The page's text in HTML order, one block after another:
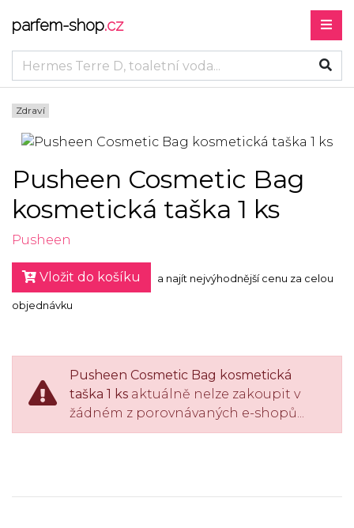
parfem-shop.cz
Zdraví
Pusheen Cosmetic Bag
kosmetická taška 1 ks
Pusheen
Vložit do košíku a najít nejvýhodnější cenu za celou
objednávku
Pusheen Cosmetic Bag kosmetická
taška 1 ks aktuálně nelze zakoupit v
žádném z porovnávaných e-shopů...